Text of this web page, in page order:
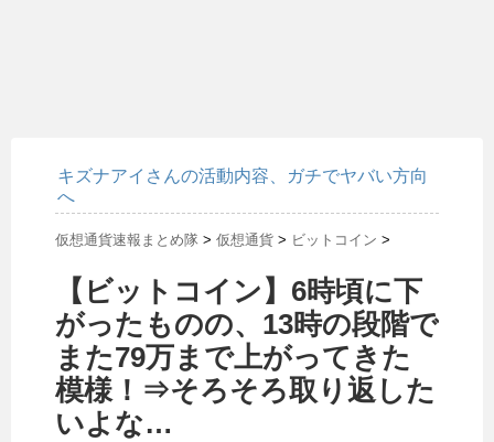
キズナアイさんの活動内容、ガチでヤバい方向
へ
仮想通貨速報まとめ隊 > 仮想通貨 > ビットコイン >
【ビットコイン】6時頃に下
がったものの、13時の段階で
また79万まで上がってきた
模様！⇒そろそろ取り返した
いよな…